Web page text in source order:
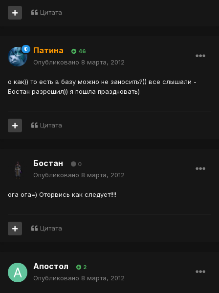
Цитата
Патина 46
Опубликовано 8 марта, 2012
о как)) то есть в базу можно не заносить?)) все слышали -
Бостан разрешил)) я пошла праздновать)
Цитата
Бостан 0
Опубликовано 8 марта, 2012
ога ога=) Оторвись как следует!!!!
Цитата
Апостол 2
Опубликовано 8 марта, 2012